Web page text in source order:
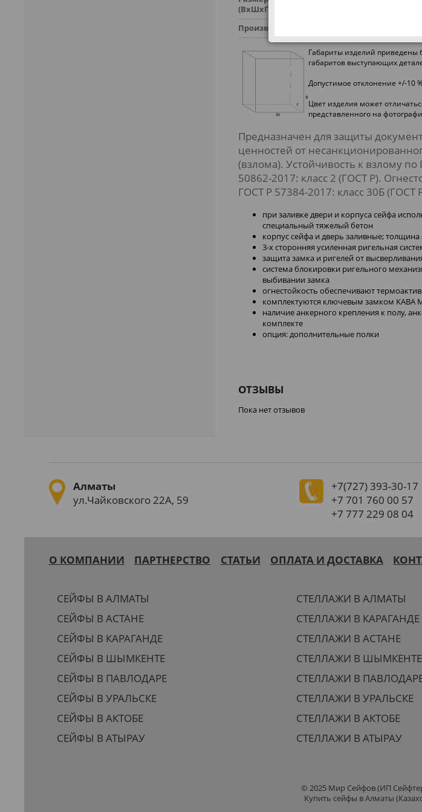
(ВхШхГ):
Производитель
Габариты изделий приведены
габаритов выступающих
Допустимое отклонение +/-10
Цвет изделия может
представленного на
Предназначен для защиты
ценностей от
(взлома). Устойчивость к взлому по
50862-2017: класс 2 (ГОСТ Р).
ГОСТ Р 57384-2017: класс 30Б (ГОСТ
при заливке двери и корпуса сейфа
специальный тяжелый бетон
корпус сейфа и дверь заливные; толщина
3-х сторонняя усиленная ригельная
защита замка и ригелей от
система блокировки ригельного
выбивании замка
огнестойкость обеспечивают
комплектуются ключевым замком KABA
наличие анкерного крепления к полу,
комплекте
опция: дополнительные полки
ОТЗЫВЫ
Пока нет отзывов
Алматы
ул.Чайковского 22А, 59
+7(727)393-30-17
+7 701 760 00 57
+7 777 229 08 04
О КОМПАНИИ ПАРТНЕРСТВО СТАТЬИ ОПЛАТА И ДОСТАВКА
СЕЙФЫ В АЛМАТЫ
СЕЙФЫ В АСТАНЕ
СЕЙФЫ В КАРАГАНДЕ
СЕЙФЫ В ШЫМКЕНТЕ
СЕЙФЫ В ПАВЛОДАРЕ
СЕЙФЫ В УРАЛЬСКЕ
СЕЙФЫ В АКТОБЕ
СЕЙФЫ В АТЫРАУ
СТЕЛЛАЖИ В АЛМАТЫ
СТЕЛЛАЖИ В КАРАГАНДЕ
СТЕЛЛАЖИ В АСТАНЕ
СТЕЛЛАЖИ В ШЫМКЕНТЕ
СТЕЛЛАЖИ В
СТЕЛЛАЖИ В УРАЛЬСКЕ
СТЕЛЛАЖИ В АКТОБЕ
СТЕЛЛАЖИ В АТЫРАУ
© 2025 Мир Сейфов (ИП
Купить сейфы в Алматы